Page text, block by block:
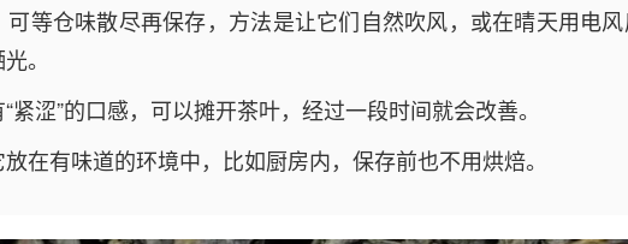
等仓味散尽再保存，方法是让它们自然吹风，或在晴天用电
。
紧涩”的口感，可以摊开茶叶，经过一段时间就会改善。
在有味道的环境中，比如厨房内，保存前也不用烘焙。